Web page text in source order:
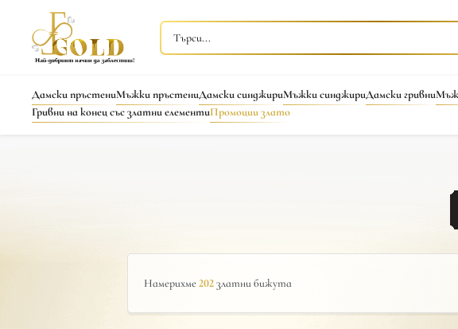
Дамски пръстениМъжки пръстениДамски синджириМъжки синджириДамски гривни
Гривни на конец със златни елементиПромоции злато
Намерихме 202златни бижута